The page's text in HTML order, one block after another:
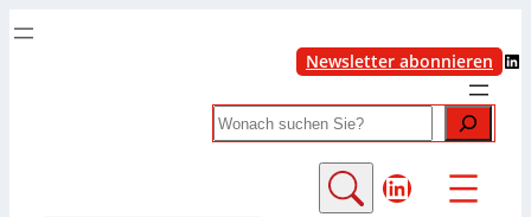
Newsletter abonnieren LinkedIn
Search
LinkedIn